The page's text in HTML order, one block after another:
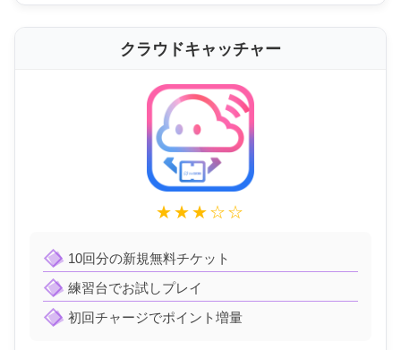
クラウドキャッチャー
★★★☆☆
10回分の新規無料チケット
練習台でお試しプレイ
初回チャージでポイント増量